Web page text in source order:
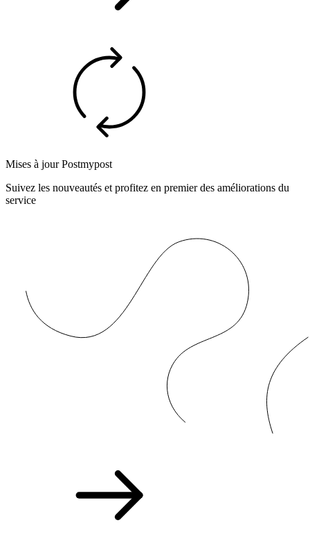
Mises à jour Postmypost
Suivez les nouveautés et profitez en premier des améliorations du
service